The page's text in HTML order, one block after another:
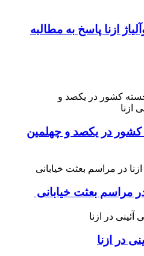
ازنا پاسخ به مطالبه
در یکصد و چهلمین
مراسم بعثت خیابانی
در ازنا